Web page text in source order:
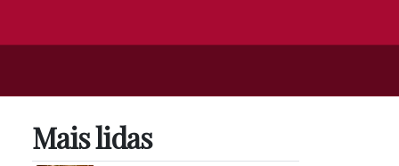
Mais lidas